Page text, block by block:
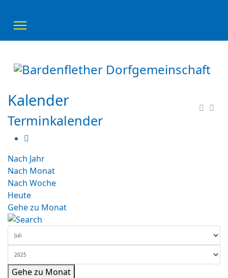
Kalender
Terminkalender
Nach Jahr
Nach Monat
Nach Woche
Heute
Gehe zu Monat
Gehe zu Monat